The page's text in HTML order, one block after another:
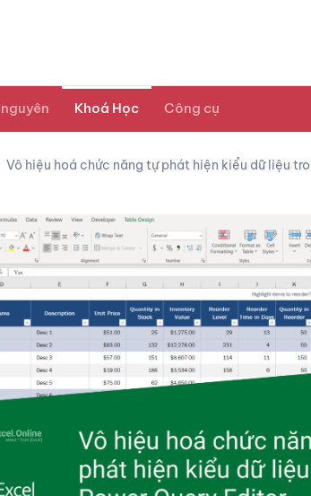
Khoá Học Công cụ
Vô hiệu hoá chức năng tự phát hiện kiểu dữ liệu